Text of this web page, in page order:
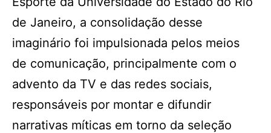
de Janeiro, a consolidação desse
imaginário foi impulsionada pelos meios
de comunicação, principalmente com o
advento da TV e das redes sociais,
responsáveis por montar e difundir
narrativas míticas em torno da seleção